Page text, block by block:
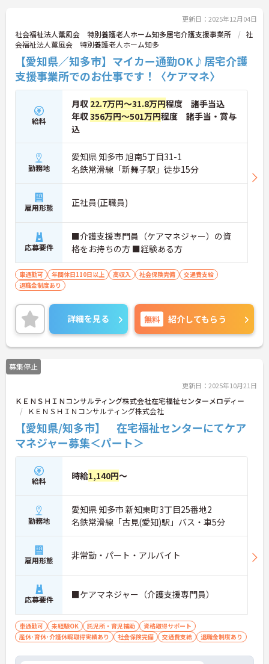
更新日：2025年12月04日
社会福祉法人薫風会 特別養護老人ホーム知多居宅介護支援事業所
社
会福祉法人薫風会 特別養護老人ホーム知多
【愛知県／知多市】マイカー通勤OK♪居宅介護
支援事業所でのお仕事です！〈ケアマネ〉
給料
月収 22.7万円～31.8万円程度 諸手当込
年収356万円～501万円程度 諸手当・賞与
込
勤務地
愛知県 知多市 旭南5丁目31-1
名鉄常滑線「新舞子駅」徒歩15分
雇用形態 正社員(正職員)
応募要件
■介護支援専門員（ケアマネジャー）の資
格をお持ちの方 ■経験ある方
車通勤可 年間休日110日以上 高収入 社会保険完備
交通費支給
退職金制度あり
詳細を見る 無料 紹介してもらう
募集停止
更新日：2025年10月21日
ＫＥＮＳＨＩＮコンサルティング株式会社在宅福祉センターメロディー
ＫＥＮＳＨＩＮコンサルティング株式会社
【愛知県/知多市】 在宅福祉センターにてケア
マネジャー募集＜パート＞
給料 時給1,140円～
勤務地
愛知県 知多市 新知東町3丁目25番地2
名鉄常滑線「古見(愛知)駅」バス・車5分
雇用形態 非常勤・パート・アルバイト
応募要件 ■ケアマネジャー（介護支援専門員）
車通勤可 未経験OK 託児所・育児補助
資格取得サポート
産休･育休･介護休暇取得実績あり
社会保険完備 交通費支給 退職金制度あり